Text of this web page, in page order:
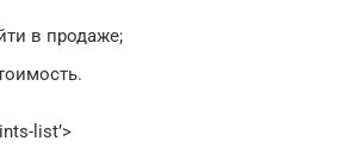
в продаже;
list’>